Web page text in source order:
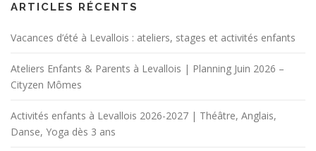
ARTICLES RÉCENTS
Vacances d’été à Levallois : ateliers, stages et activités enfants
Ateliers Enfants & Parents à Levallois | Planning Juin 2026 –
Cityzen Mômes
Activités enfants à Levallois 2026-2027 | Théâtre, Anglais,
Danse, Yoga dès 3 ans